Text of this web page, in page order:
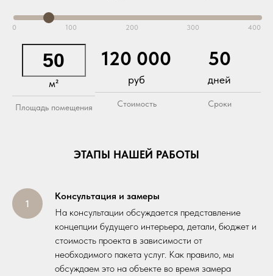
0 100 200 300 400
м²
Площадь помещения
120 000
руб
Стоимость
50
дней
Сроки
ЭТАПЫ НАШЕЙ РАБОТЫ
Консультация и замеры
На консультации обсуждается представление
концепции будущего интерьера, детали, бюджет и
стоимость проекта в зависимости от
необходимого пакета услуг. Как правило, мы
обсуждаем это на объекте во время замера